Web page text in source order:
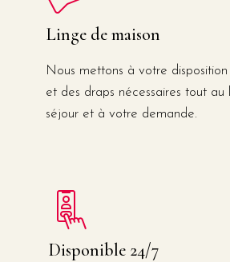
Linge de maison
Nous mettons à votre
et des draps nécessaires tout
séjour et à votre demande.
Disponible 24/7